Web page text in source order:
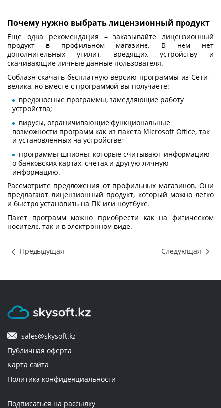
Почему нужно выбрать лицензионный продукт
Еще одна рекомендация – заказывайте лицензионный
продукт в профильном магазине. В нем нет
дополнительных утилит, вредящих устройству и
скачивающие личные данные пользователя.
Соблазн скачать бесплатную версию программы из Сети –
велика, но вместе с программой вы получаете:
вредоносные программы, замедляющие работу
устройства;
вирусы, ограничивающие функциональные
возможности программ как из пакета Microsoft Office, так
и установленных на устройстве;
программы-шпионы, которые считывают информацию
о банковских картах, счетах и другую личную
информацию.
Рассмотрите предложения от профильных магазинов. Они
предлагают лицензионный продукт, который можно легко
и быстро установить на ПК или ноутбуке.
Пакет программ можно приобрести как на физическом
носителе, так и в электронном виде.
Предыдущая Следующая
sales@skysoft.kz
Публичная оферта
Карта сайта
Политика конфиденциальности
Подписаться на рассылку